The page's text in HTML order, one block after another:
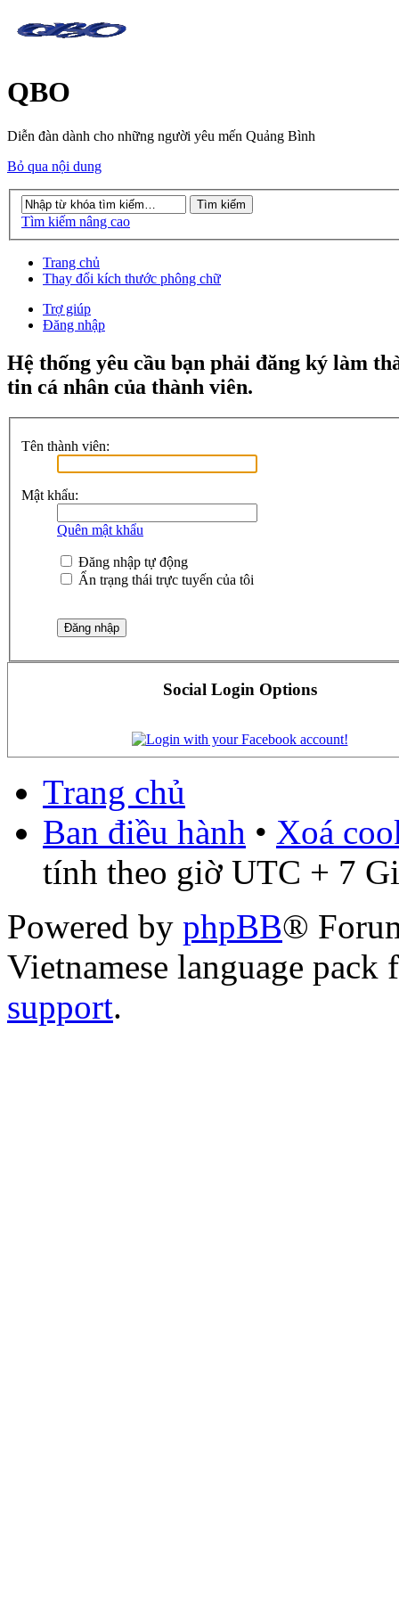
QBO
Diễn đàn dành cho những người yêu mến Quảng Bình
Bỏ qua nội dung
Tìm kiếm nâng cao
Trang chủ
Thay đổi kích thước phông chữ
Trợ giúp
Đăng nhập
Hệ thống yêu cầu bạn phải đăng ký làm
tin cá nhân của thành viên.
Tên thành viên:
Mật khẩu:
Quên mật khẩu
Đăng nhập tự động
Ẩn trạng thái trực tuyến của tôi
Social Login Options
Trang chủ
Ban điều hành • Xoá
tính theo giờ UTC + 7
Powered by phpBB®
Vietnamese language
support.